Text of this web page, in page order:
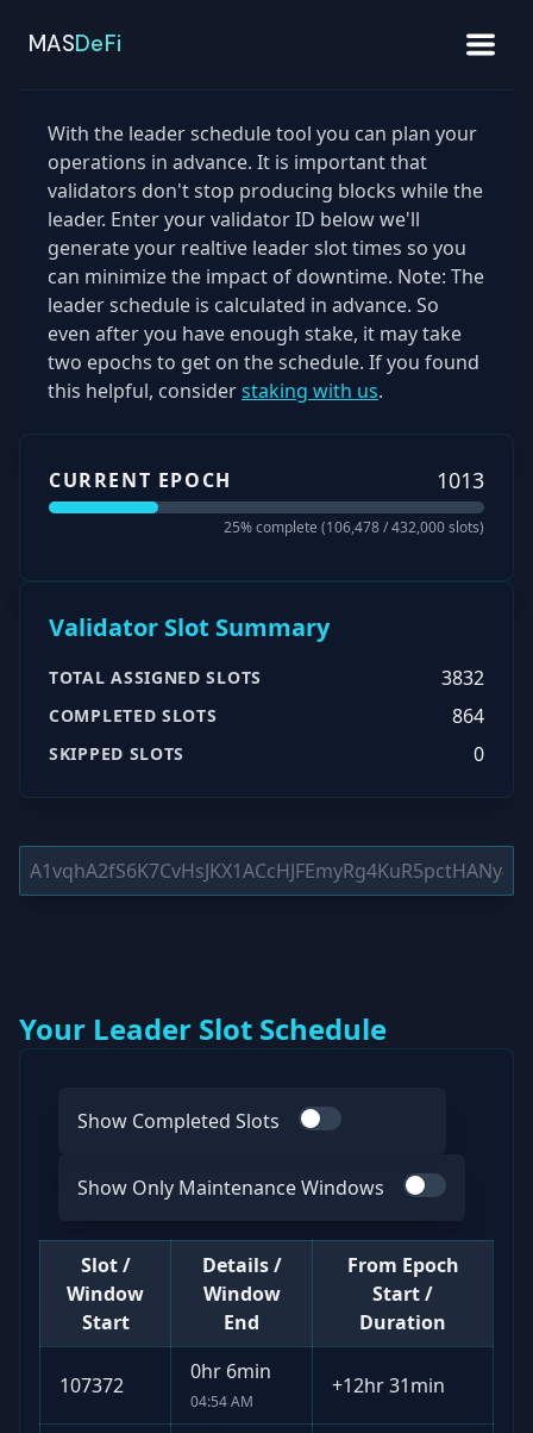
MASDeFi
With the leader schedule tool you can plan your
operations in advance. It is important that
validators don't stop producing blocks while the
leader. Enter your validator ID below we'll
generate your realtive leader slot times so you
can minimize the impact of downtime. Note: The
leader schedule is calculated in advance. So
even after you have enough stake, it may take
two epochs to get on the schedule. If you found
this helpful, considerstaking with us.
CURRENT EPOCH 1013
25% complete (106,478/432,000slots)
Validator Slot Summary
TOTAL ASSIGNED SLOTS 3832
COMPLETED SLOTS 864
SKIPPED SLOTS 0
Your Leader Slot Schedule
Show Completed Slots Use switch
Show Only Maintenance Windows Use switch
Slot /
Window
Start
Details /
Window
End
From Epoch
Start /
Duration
107372
0hr 6min
04:54 AM
+12hr 31min